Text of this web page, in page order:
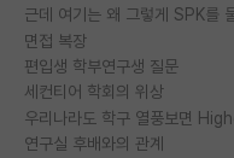
근데 여기는 왜 그렇게 SPK를
면접 복장
편입생 학부연구생 질문
세컨티어 학회의 위상
연구실 후배와의 관계